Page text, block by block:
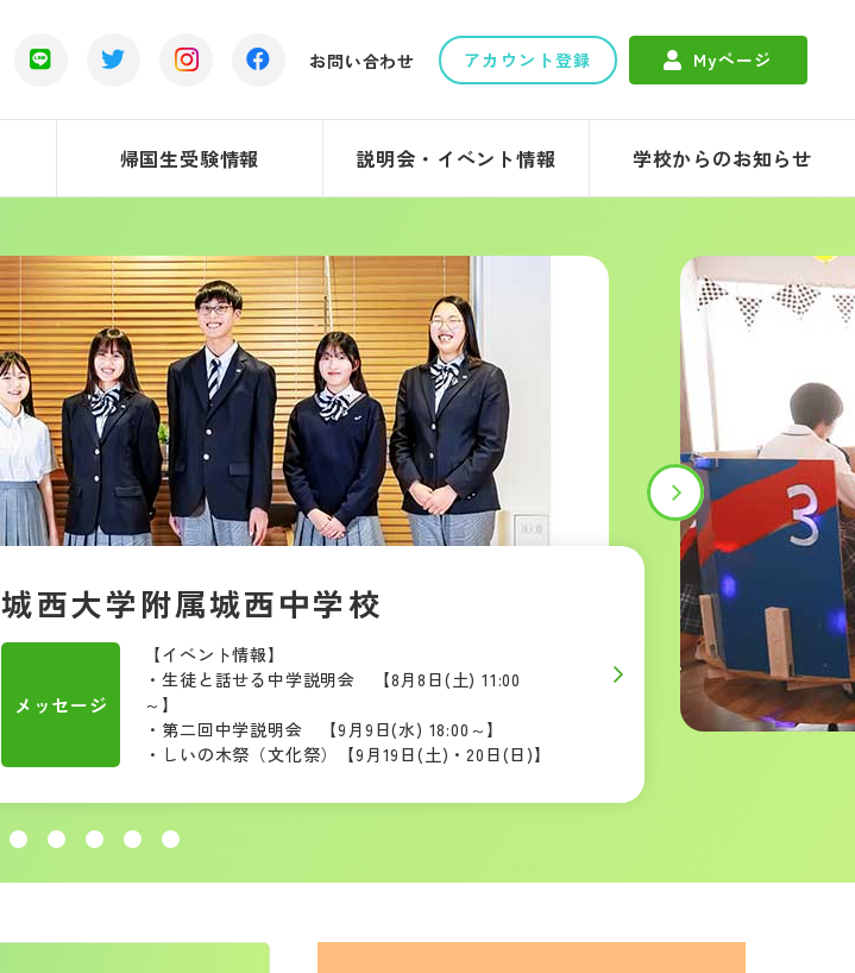
お問い合わせ アカウント登録 Myページ
帰国生受験情報 説明会・イベント情報 学校からのお知らせ
城西大学附属城西中学校
メッセージ
【イベント情報】
・生徒と話せる中学説明会 【8月8日(土) 11:00
～】
・第二回中学説明会 【9月9日(水) 18:00～】
・しいの木祭（文化祭）【9月19日(土)・20日(日)】